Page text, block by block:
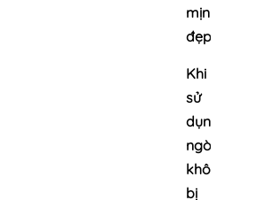
mịn
đẹp.
Khi
sử
dụng,
ngòi
không
bị